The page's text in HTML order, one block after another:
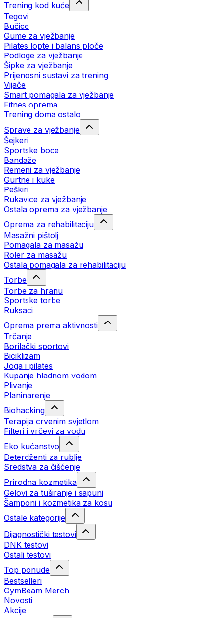
Trening kod kuće
Tegovi
Bučice
Gume za vježbanje
Pilates lopte i balans ploče
Podloge za vježbanje
Šipke za vježbanje
Prijenosni sustavi za trening
Vijače
Smart pomagala za vježbanje
Fitnes oprema
Trening doma ostalo
Sprave za vježbanje
Šejkeri
Sportske boce
Bandaže
Remeni za vježbanje
Gurtne i kuke
Peškiri
Rukavice za vježbanje
Ostala oprema za vježbanje
Oprema za rehabilitaciju
Masažni pištolj
Pomagala za masažu
Roler za masažu
Ostala pomagala za rehabilitaciju
Torbe
Torbe za hranu
Sportske torbe
Ruksaci
Oprema prema aktivnosti
Trčanje
Borilački sportovi
Biciklizam
Joga i pilates
Kupanje hladnom vodom
Plivanje
Planinarenje
Biohacking
Terapija crvenim svjetlom
Filteri i vrčevi za vodu
Eko kućanstvo
Deterdženti za rublje
Sredstva za čišćenje
Prirodna kozmetika
Gelovi za tuširanje i sapuni
Šamponi i kozmetika za kosu
Ostale kategorije
Dijagnostički testovi
DNK testovi
Ostali testovi
Top ponude
Bestselleri
GymBeam Merch
Novosti
Akcije